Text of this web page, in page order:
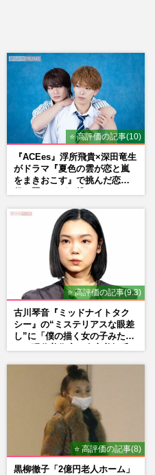
⭐ 高評価の記事(10)
『ACEes』浮所飛貴×深田竜生
がドラマ『夏色の雲が恋と嵐
をまきおこす』で挑んだ恋人
⭐ 高評価の記事(9.3)
古川琴音『ミッドナイトタク
シー』の“ミステリアスな眼差
し”に「僕の描く女の子みた
⭐ 高評価の記事(8)
黒柳徹子「2億円老人ホーム」